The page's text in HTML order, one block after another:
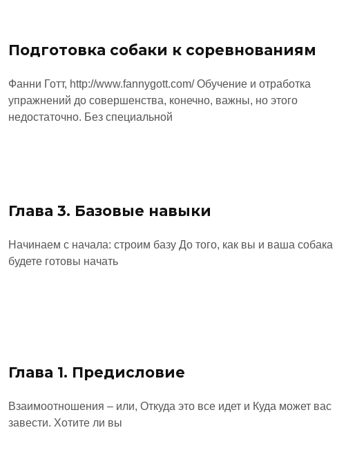
Подготовка собаки к соревнованиям
Фанни Готт, http://www.fannygott.com/ Обучение и отработка
упражнений до совершенства, конечно, важны, но этого
недостаточно. Без специальной
Глава 3. Базовые навыки
Начинаем с начала: строим базу До того, как вы и ваша собака
будете готовы начать
Глава 1. Предисловие
Взаимоотношения – или, Откуда это все идет и Куда может вас
завести. Хотите ли вы